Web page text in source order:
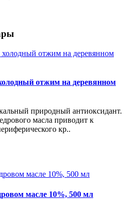
отжим на деревянном
природный антиоксидант.
масла приводит к
кр..
масле 10%, 500 мл